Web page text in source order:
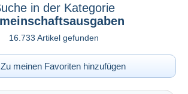
in der Kategorie
16.733 Artikel gefunden
Zu meinen Favoriten hinzufügen